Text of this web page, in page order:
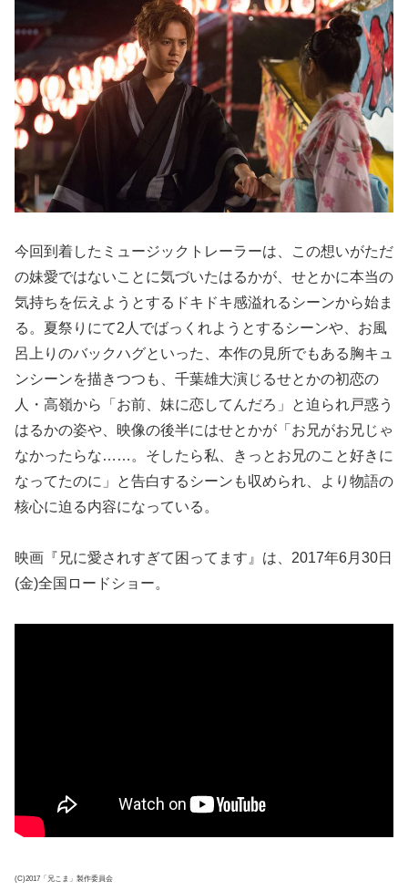
今回到着したミュージックトレーラーは、この想いがただ
の妹愛ではないことに気づいたはるかが、せとかに本当の
気持ちを伝えようとするドキドキ感溢れるシーンから始ま
る。夏祭りにて2人でばっくれようとするシーンや、お風
呂上りのバックハグといった、本作の見所でもある胸キュ
ンシーンを描きつつも、千葉雄大演じるせとかの初恋の
人・高嶺から「お前、妹に恋してんだろ」と迫られ戸惑う
はるかの姿や、映像の後半にはせとかが「お兄がお兄じゃ
なかったらな……。そしたら私、きっとお兄のこと好きに
なってたのに」と告白するシーンも収められ、より物語の
核心に迫る内容になっている。
映画『兄に愛されすぎて困ってます』は、2017年6月30日
(金)全国ロードショー。
(C)2017「兄こま」製作委員会